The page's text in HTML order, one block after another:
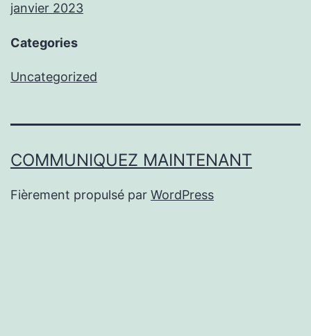
janvier 2023
Categories
Uncategorized
COMMUNIQUEZ MAINTENANT
Fièrement propulsé par WordPress